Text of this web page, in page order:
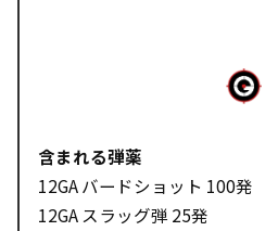
含まれる弾薬
12GA バードショット 100発
12GA スラッグ弾 25発